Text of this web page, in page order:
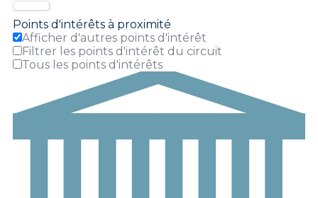
Points d'intérêts à proximité
Afficher d'autres points d'intérêt
Filtrer les points d'intérêt du circuit
Tous les points d'intérêts